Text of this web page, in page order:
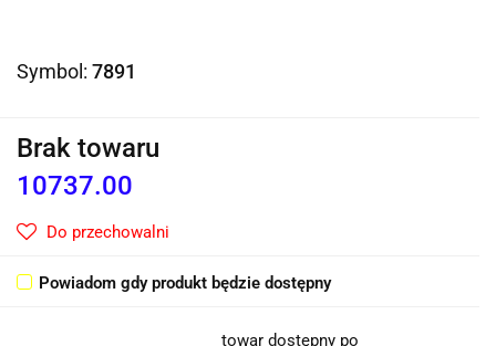
Symbol: 7891
Brak towaru
10737.00
Do przechowalni
Powiadom gdy produkt będzie dostępny
towar dostępny po